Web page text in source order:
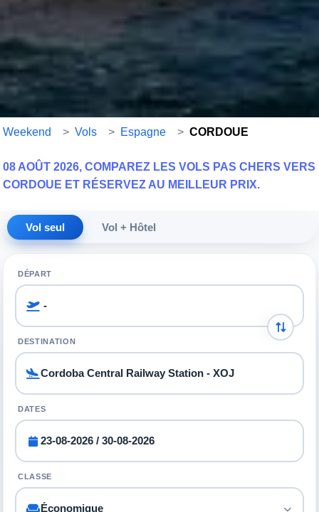
Weekend > Vols > Espagne > CORDOUE
08 AOÛT 2026, COMPAREZ LES VOLS PAS CHERS VERS
CORDOUE ET RÉSERVEZ AU MEILLEUR PRIX.
Vol seul Vol + Hôtel
DÉPART
DESTINATION
DATES
CLASSE